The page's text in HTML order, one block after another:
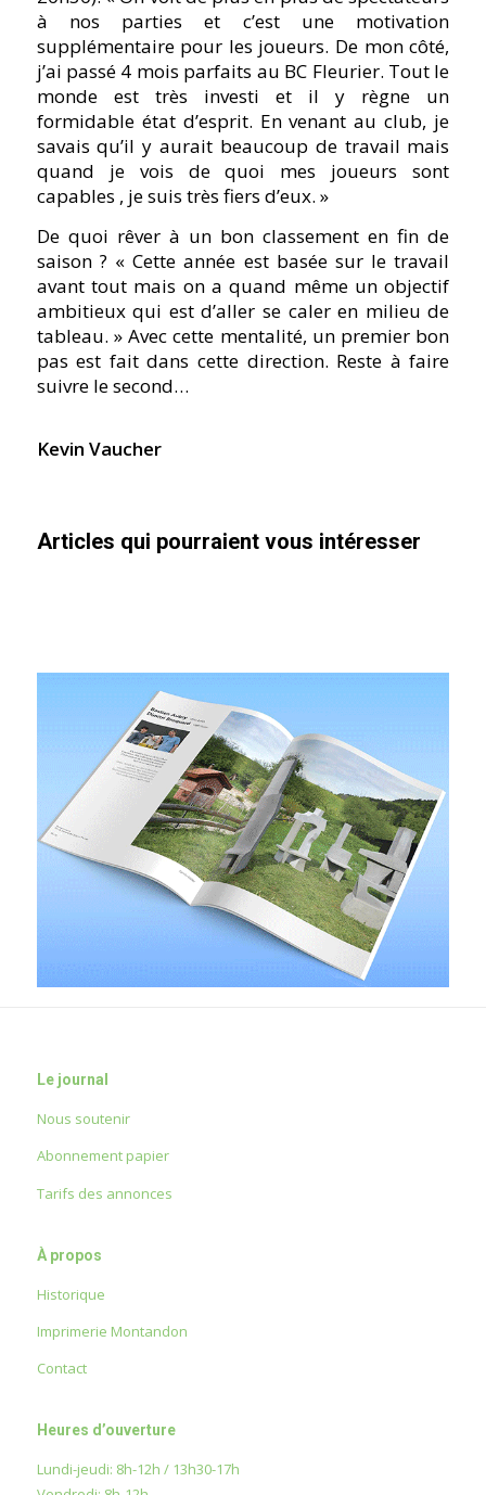
à nos parties et c’est une motivation
supplémentaire pour les joueurs. De mon côté,
j’ai passé 4 mois parfaits au BC Fleurier. Tout le
monde est très investi et il y règne un
formidable état d’esprit. En venant au club, je
savais qu’il y aurait beaucoup de travail mais
quand je vois de quoi mes joueurs sont
capables , je suis très fiers d’eux. »
De quoi rêver à un bon classement en fin de
saison ? « Cette année est basée sur le travail
avant tout mais on a quand même un objectif
ambitieux qui est d’aller se caler en milieu de
tableau. » Avec cette mentalité, un premier bon
pas est fait dans cette direction. Reste à faire
suivre le second…
Kevin Vaucher
Articles qui pourraient vous intéresser
Le journal
Nous soutenir
Abonnement papier
Tarifs des annonces
À propos
Historique
Imprimerie Montandon
Contact
Heures d’ouverture
Lundi-jeudi: 8h-12h / 13h30-17h